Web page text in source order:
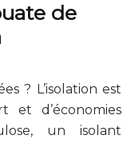
de
? L’isolation est
et d’économies
un isolant